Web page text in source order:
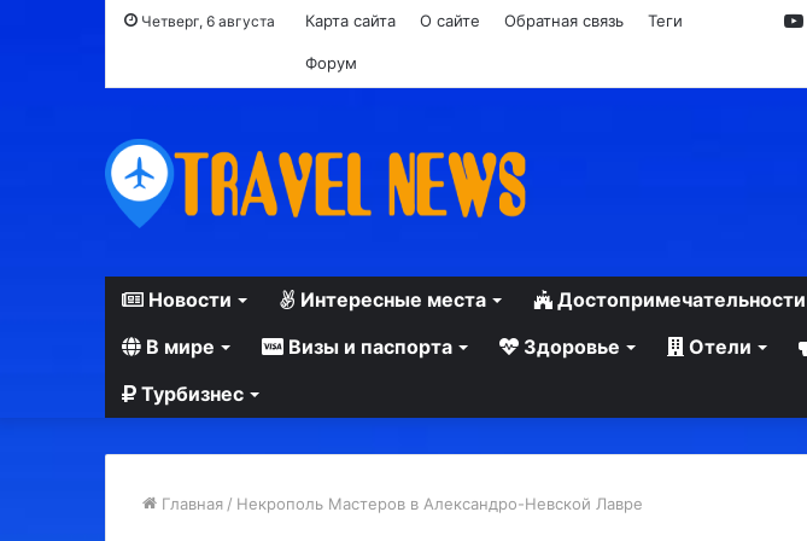
Четверг, 6 августа Карта сайта О сайте Обратная связь Теги
Форум
Новости Интересные места Достопримечательности
В мире
Визы и паспорта Здоровье Отели
Турбизнес
Главная / Некрополь Мастеров в Александро-Невской Лавре